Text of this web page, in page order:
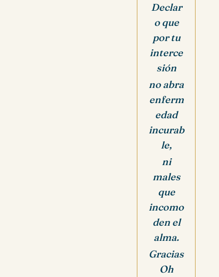
Declar
o que
por tu
interce
sión
no abra
enferm
edad
incurab
le,
ni
males
que
incomo
den el
alma.
Gracias
Oh